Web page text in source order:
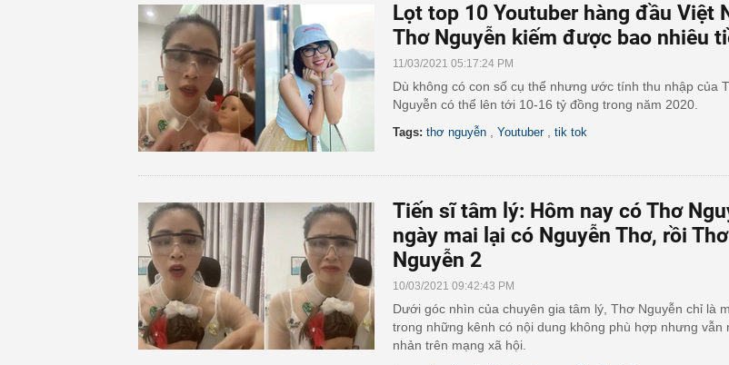
Lọt top 10 Youtuber hàng đầu Việt
Thơ Nguyễn kiếm được bao nhiêu
11/03/2021 05:17:24 PM
Dù không có con số cụ thể nhưng ước tính thu nhập của
Nguyễn có thể lên tới 10-16 tỷ đồng trong năm 2020.
Tags: thơ nguyễn Youtuber, tik tok
Tiến sĩ tâm lý: Hôm nay có Thơ
ngày mai lại có Nguyễn Thơ, rồi Thơ
Nguyễn 2
10/03/2021 09:42:43 PM
Dưới góc nhìn của chuyên gia tâm lý, Thơ Nguyễn chỉ là
trong những kênh có nội dung không phù hợp nhưng vẫn
nhản trên mạng xã hội.